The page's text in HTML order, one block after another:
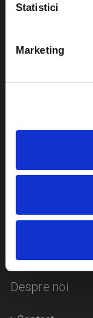
Statistici
Marketing
Concerte si
Despre noi